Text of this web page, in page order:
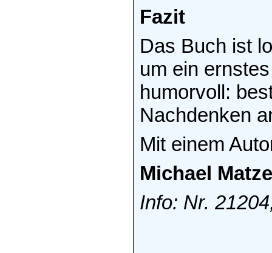
Fazit
Das Buch ist
um ein
humorvoll:
Nachdenken
Mit einem
Michael
Info: Nr.